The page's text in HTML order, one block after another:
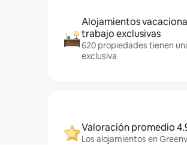
Alojamientos
trabajo exclusivas
620 propiedades tienen
exclusiva
Valoración promedio
Los alojamientos en